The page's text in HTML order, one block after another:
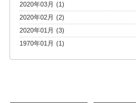
2020年03月 (1)
2020年02月 (2)
2020年01月 (3)
1970年01月 (1)